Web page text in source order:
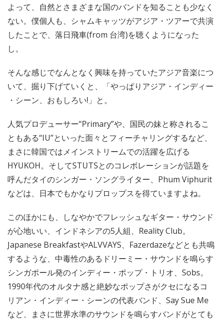
よって、自然とさまざまな国のバンドを知ることも少なく
ない。僕個人も、シャムキャッツがアジア・ツアーで共演
したことで、落日飛車(from 台湾)を聴くようになった
し。
そんな感じでなんとなく興味を持っていたアジア音楽につ
いて、掘り下げていくと、「やっぱりアジア・インディー
・シーン、おもしろい!」と。
人気プロデューサー“Primary”や、国民の妹と称されるこ
ともある“IU”といった面々とフィーチャリングするなど、
まさに韓国ではメインストリームでの活躍を広げる
HYUKOH。そしてSTUTSとのコレボレーションが話題を
呼んだタイのシンガー・ソングライター、Phum Viphurit
などは、日本でもかなりプロップスを得ていますよね。
このほかにも、しなやかでフレッシュなギター・サウンド
が心地いい、インドネシアの5人組、Reality Club。
Japanese BreakfastやALVVAYS、Fazerdazeなどとも共鳴
するような、中毒性のあるドリーミー・サウンドを鳴らす
シンガポール発のインディー・ポップ・トリオ、Sobs。
1990年代のオルタナ感と絶妙なポップさがクセになるコ
リアン・インディー・シーンの代表バンド、Say Sue Me
など、まさに世界水準のサウンドを鳴らすバンドがとても